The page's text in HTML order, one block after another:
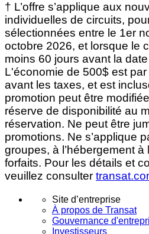
† L’offre s’applique aux
individuelles de circuits,
sélectionnées entre le 1er
octobre 2026, et lorsque le
moins 60 jours avant la
L'économie de 500$ est
avant les taxes, et est
promotion peut être
réserve de disponibilité au
réservation. Ne peut être
promotions. Ne s’applique
groupes, à l’hébergement à
forfaits. Pour les détails et
veuillez consulter
Site d’entreprise
À propos de Transat
Gouvernance
Investisseurs